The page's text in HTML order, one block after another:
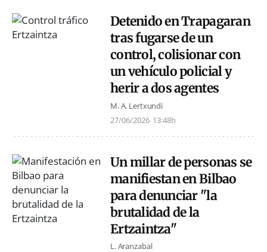
Detenido en Trapagaran
tras fugarse de un
control, colisionar con
un vehículo policial y
herir a dos agentes
M. A. Lertxundi
27/06/2026 13:48h
Un millar de personas se
manifiestan en Bilbao
para denunciar "la
brutalidad de la
Ertzaintza"
L. Aranzabal